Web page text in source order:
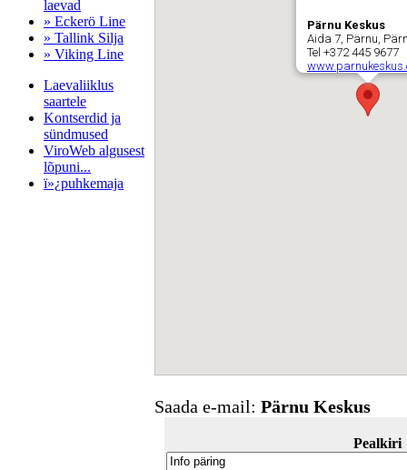
laevad
» Eckerö Line
» Tallink Silja
» Viking Line
Laevaliiklus
saartele
Kontserdid ja
sündmused
ViroWeb algusest
lõpuni...
ï»¿puhkemaja
Pärnu Keskus
Aida 7, Pärnu,
Tel +372 445 9677
Saada e-mail: Pärnu Keskus
Pealkiri